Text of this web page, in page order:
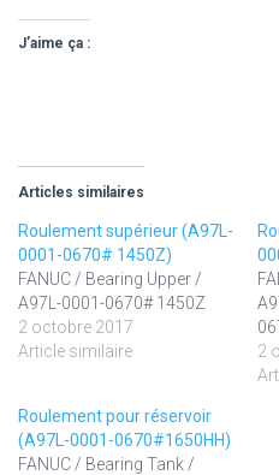
J’aime ça :
Articles similaires
Roulement supérieur (A97L-
0001-0670# 1450Z)
FANUC / Bearing Upper /
A97L-0001-0670# 1450Z
2 octobre 2017
Article similaire
2
Roulement pour réservoir
(A97L-0001-0670#1650HH)
FANUC / Bearing Tank /